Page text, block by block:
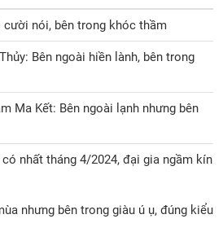
cười nói, bên trong khóc thầm
Bên ngoài hiền lành, bên trong
Ma Kết: Bên ngoài lạnh nhưng bên
nhất tháng 4/2024, đại gia ngầm kín
nhưng bên trong giàu ú ụ, đúng kiểu